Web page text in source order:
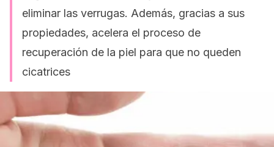
eliminar las verrugas. Además, gracias a sus
propiedades, acelera el proceso de
recuperación de la piel para que no queden
cicatrices